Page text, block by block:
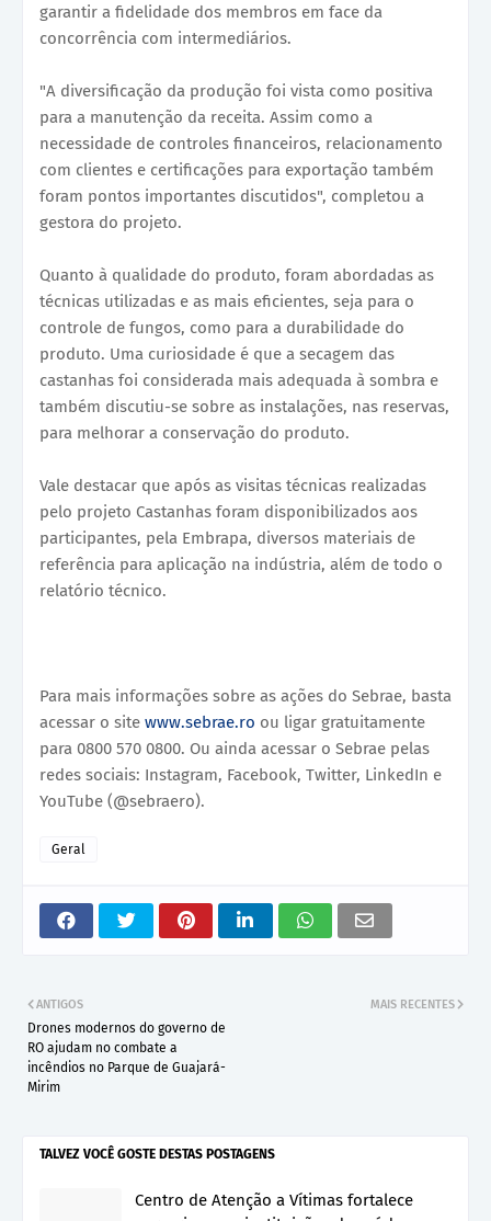
garantir a fidelidade dos membros em face da
concorrência com intermediários.
"A diversificação da produção foi vista como positiva
para a manutenção da receita. Assim como a
necessidade de controles financeiros, relacionamento
com clientes e certificações para exportação também
foram pontos importantes discutidos", completou a
gestora do projeto.
Quanto à qualidade do produto, foram abordadas as
técnicas utilizadas e as mais eficientes, seja para o
controle de fungos, como para a durabilidade do
produto. Uma curiosidade é que a secagem das
castanhas foi considerada mais adequada à sombra e
também discutiu-se sobre as instalações, nas reservas,
para melhorar a conservação do produto.
Vale destacar que após as visitas técnicas realizadas
pelo projeto Castanhas foram disponibilizados aos
participantes, pela Embrapa, diversos materiais de
referência para aplicação na indústria, além de todo o
relatório técnico.
Para mais informações sobre as ações do Sebrae, basta
acessar o site www.sebrae.ro ou ligar gratuitamente
para 0800 570 0800. Ou ainda acessar o Sebrae pelas
redes sociais: Instagram, Facebook, Twitter, LinkedIn e
YouTube (@sebraero).
Geral
MAIS RECENTES
ANTIGOS
Drones modernos do governo de
RO ajudam no combate a
incêndios no Parque de Guajará-
Mirim
TALVEZ VOCÊ GOSTE DESTAS POSTAGENS
Centro de Atenção a Vítimas fortalece